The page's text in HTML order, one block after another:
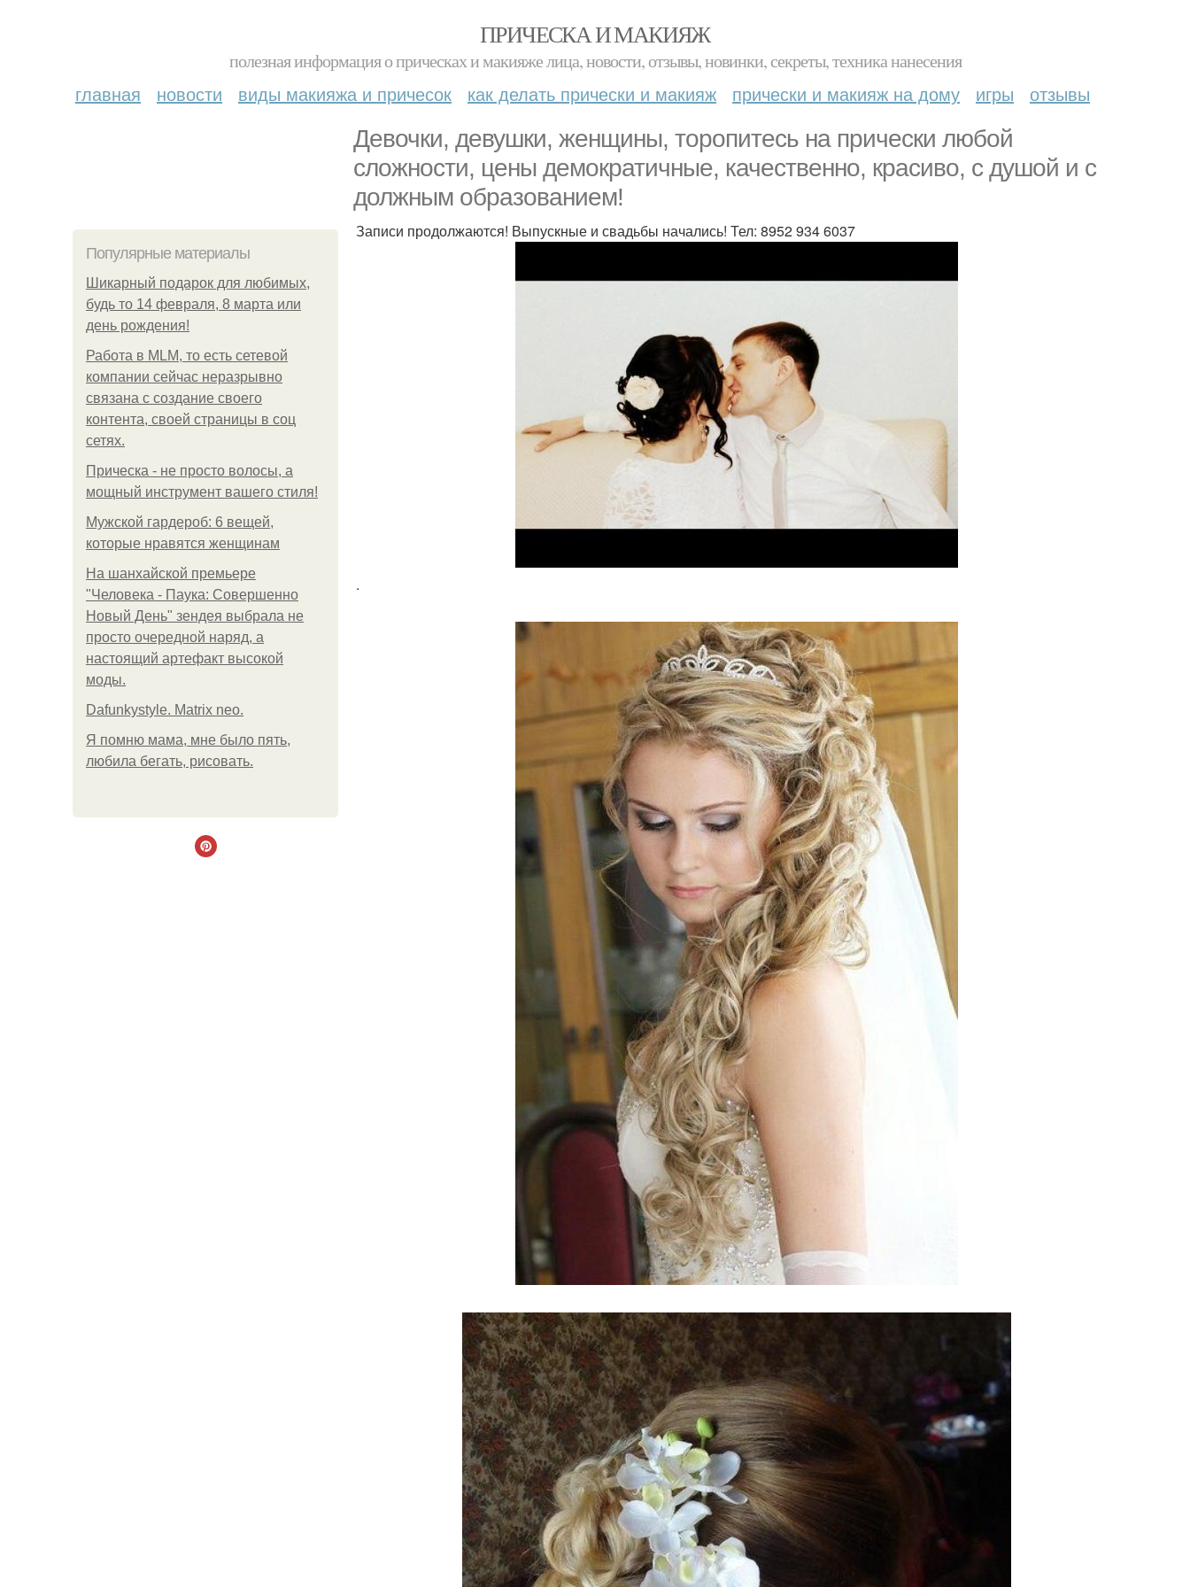
ПРИЧЕСКА И МАКИЯЖ
полезная информация о прическах и макияже лица, новости, отзывы, новинки, секреты, техника нанесения
главная новости виды макияжа и причесок как делать прически и макияж прически и макияж на дому игры отзывы
Девочки, девушки, женщины, торопитесь на прически любой
сложности, цены демократичные, качественно, красиво, с душой и с
должным образованием!
Популярные материалы
Шикарный подарок для любимых,
будь то 14 февраля, 8 марта или
день рождения!
Работа в MLM, то есть сетевой
компании сейчас неразрывно
связана с создание своего
контента, своей страницы в соц
сетях.
Прическа - не просто волосы, а
мощный инструмент вашего стиля!
Мужской гардероб: 6 вещей,
которые нравятся женщинам
На шанхайской премьере
"Человека - Паука: Совершенно
Новый День" зендея выбрала не
просто очередной наряд, а
настоящий артефакт высокой
моды.
Dafunkystyle. Matrix neo.
Я помню мама, мне было пять,
любила бегать, рисовать.
Записи продолжаются! Выпускные и свадьбы начались! Тел: 8952 934 6037
.